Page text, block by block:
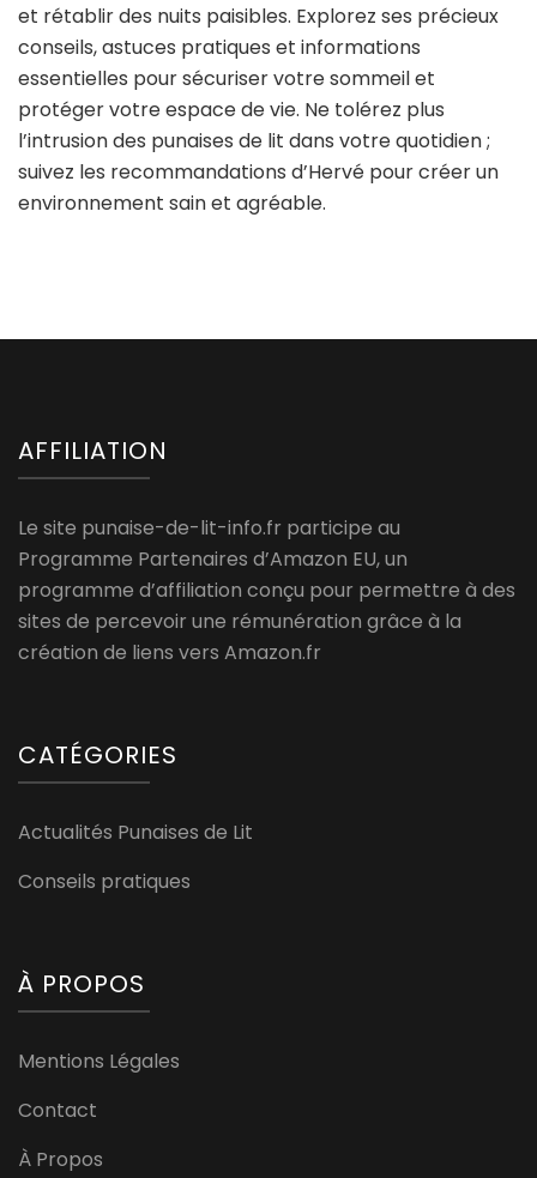
et rétablir des nuits paisibles. Explorez ses précieux
conseils, astuces pratiques et informations
essentielles pour sécuriser votre sommeil et
protéger votre espace de vie. Ne tolérez plus
l’intrusion des punaises de lit dans votre quotidien ;
suivez les recommandations d’Hervé pour créer un
environnement sain et agréable.
AFFILIATION
Le site punaise-de-lit-info.fr participe au
Programme Partenaires d’Amazon EU, un
programme d’affiliation conçu pour permettre à des
sites de percevoir une rémunération grâce à la
création de liens vers Amazon.fr
CATÉGORIES
Actualités Punaises de Lit
Conseils pratiques
À PROPOS
Mentions Légales
Contact
À Propos